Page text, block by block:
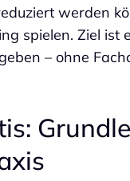
werden
spielen. Ziel ist
– ohne